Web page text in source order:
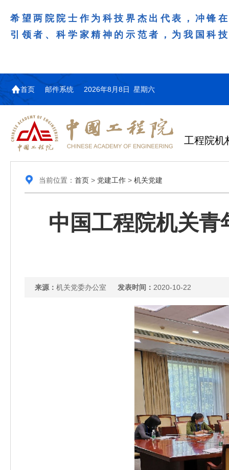
希望两院院士作为科技界杰出代表，冲锋
引领者、科学家精神的示范者，为我国科
首页 邮件系统 2026年8月8日 星期六
工程院机
当前位置： 首页> 党建工作> 机关党建
中国工程院机关
来源： 机关党委办公室 发表时间： 2020-10-22